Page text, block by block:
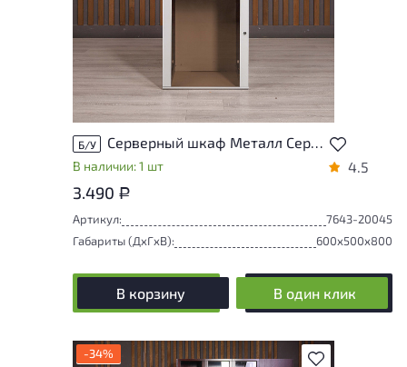
Б/У Серверный шкаф Металл Серый Россия
В наличии: 1 шт 4.5
3.490 Р
Артикул:
7643-20045
Габариты (ДxГxВ):
600x500x800
В корзину В один клик
В избранное
-34%